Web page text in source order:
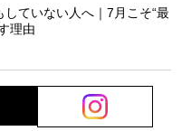
ていない人へ｜7月こそ“最
理由